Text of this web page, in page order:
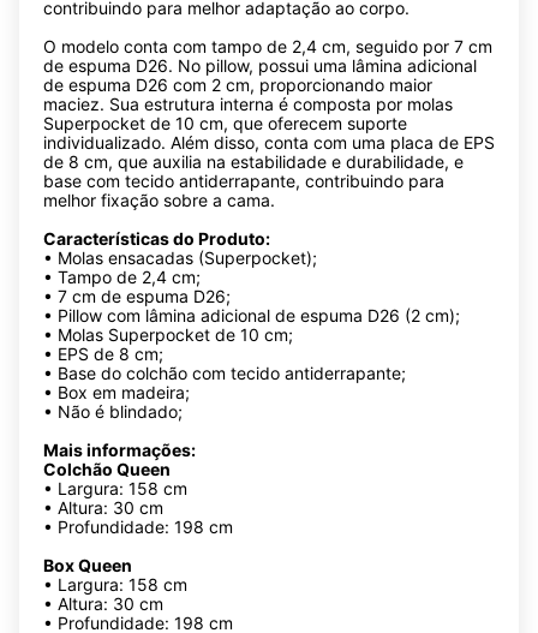
contribuindo para melhor adaptação ao corpo.
O modelo conta com tampo de 2,4 cm, seguido por 7 cm
de espuma D26. No pillow, possui uma lâmina adicional
de espuma D26 com 2 cm, proporcionando maior
maciez. Sua estrutura interna é composta por molas
Superpocket de 10 cm, que oferecem suporte
individualizado. Além disso, conta com uma placa de EPS
de 8 cm, que auxilia na estabilidade e durabilidade, e
base com tecido antiderrapante, contribuindo para
melhor fixação sobre a cama.
Características do Produto:
• Molas ensacadas (Superpocket);
• Tampo de 2,4 cm;
• 7 cm de espuma D26;
• Pillow com lâmina adicional de espuma D26 (2 cm);
• Molas Superpocket de 10 cm;
• EPS de 8 cm;
• Base do colchão com tecido antiderrapante;
• Box em madeira;
• Não é blindado;
Mais informações:
Colchão Queen
• Largura: 158 cm
• Altura: 30 cm
• Profundidade: 198 cm
Box Queen
• Largura: 158 cm
• Altura: 30 cm
• Profundidade: 198 cm